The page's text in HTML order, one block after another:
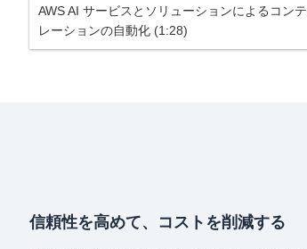
AWS AI サービスとソリューションによるコン
レーションの自動化 (1:28)
信頼性を高めて、コストを削減する